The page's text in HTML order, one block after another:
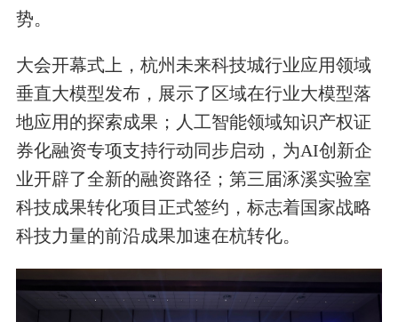
势。
大会开幕式上，杭州未来科技城行业应用领域
垂直大模型发布，展示了区域在行业大模型落
地应用的探索成果；人工智能领域知识产权证
券化融资专项支持行动同步启动，为AI创新企
业开辟了全新的融资路径；第三届涿溪实验室
科技成果转化项目正式签约，标志着国家战略
科技力量的前沿成果加速在杭转化。